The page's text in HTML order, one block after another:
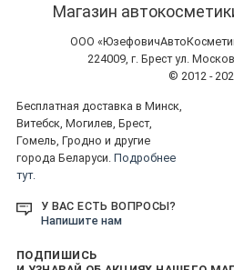
Магазин
ООО
224009, г. Брест ул.
© 2012 -
Бесплатная доставка в Минск,
Витебск, Могилев, Брест,
Гомель, Гродно и другие
города Беларуси. Подробнее
тут.
У ВАС ЕСТЬ ВОПРОСЫ?
Напишите нам
ПОДПИШИСЬ